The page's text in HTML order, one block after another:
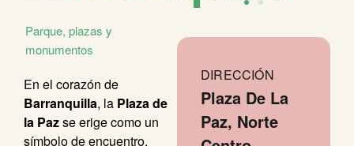
Parque, plazas y
monumentos
En el corazón de
Barranquilla, la Plaza de
la Pazse erige como un
símbolo de encuentro,
DIRECCIÓN
Plaza De La
Paz, Norte